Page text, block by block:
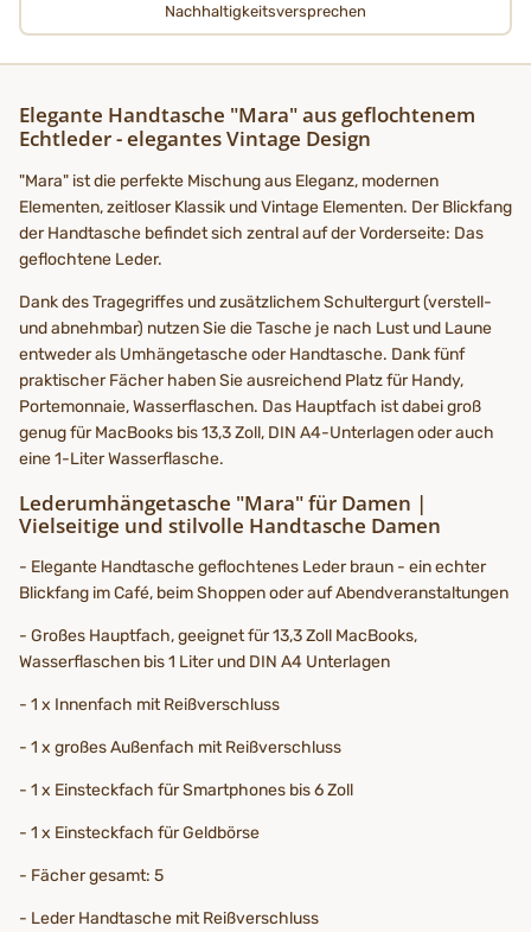
Nachhaltigkeits­­­versprechen
Elegante Handtasche "Mara" aus geflochtenem
Echtleder - elegantes Vintage Design
"Mara" ist die perfekte Mischung aus Eleganz, modernen
Elementen, zeitloser Klassik und Vintage Elementen. Der Blickfang
der Handtasche befindet sich zentral auf der Vorderseite: Das
geflochtene Leder.
Dank des Tragegriffes und zusätzlichem Schultergurt (verstell-
und abnehmbar) nutzen Sie die Tasche je nach Lust und Laune
entweder als Umhängetasche oder Handtasche. Dank fünf
praktischer Fächer haben Sie ausreichend Platz für Handy,
Portemonnaie, Wasserflaschen. Das Hauptfach ist dabei groß
genug für MacBooks bis 13,3 Zoll, DIN A4-Unterlagen oder auch
eine 1-Liter Wasserflasche.
Lederumhängetasche "Mara" für Damen |
Vielseitige und stilvolle Handtasche Damen
- Elegante Handtasche geflochtenes Leder braun - ein echter
Blickfang im Café, beim Shoppen oder auf Abendveranstaltungen
- Großes Hauptfach, geeignet für 13,3 Zoll MacBooks,
Wasserflaschen bis 1 Liter und DIN A4 Unterlagen
- 1 x Innenfach mit Reißverschluss
- 1 x großes Außenfach mit Reißverschluss
- 1 x Einsteckfach für Smartphones bis 6 Zoll
- 1 x Einsteckfach für Geldbörse
- Fächer gesamt: 5
- Leder Handtasche mit Reißverschluss